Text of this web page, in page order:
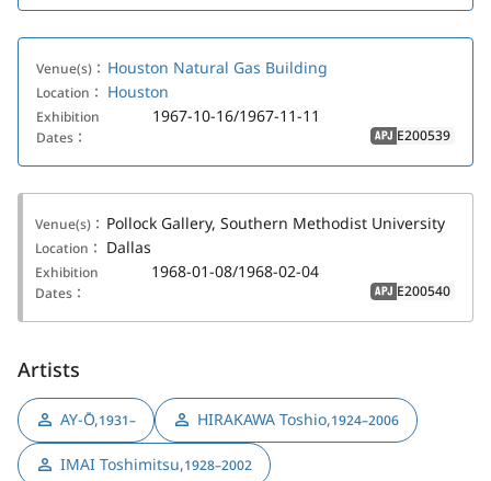
Venue(s)： Houston Natural Gas Building
Location： Houston
Exhibition
Dates：
1967-10-16/1967-11-11
APJ E200539
Venue(s)： Pollock Gallery, Southern Methodist University
Location： Dallas
Exhibition
Dates：
1968-01-08/1968-02-04
APJ E200540
Artists
AY-Ō,1931– HIRAKAWA Toshio,1924–2006
IMAI Toshimitsu,1928–2002